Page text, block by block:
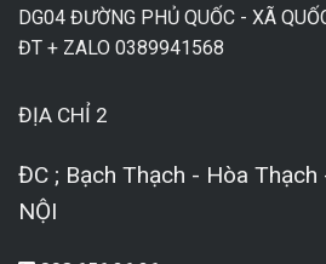
DG04 ĐƯỜNG PHỦ QUỐC - XÃ
ĐT + ZALO 0389941568
ĐỊA CHỈ 2
ĐC ; Bạch Thạch - Hòa Thạch
NỘI